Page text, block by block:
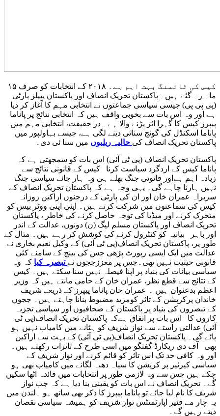
کیس کی ٹائمنگ بہت اہم ہے۔ ۲۰۱۸ کے انتخابات کو صرف ۱۵
ماہ رہ گئے ہیں۔ پاکستان تحریک انصاف اور پاکستان پیپلز پارٹی
(پی پی پی) جیسی سیاسی جماعتوں نے انتخابی مہم کا آغاز کر دیا
ہے اور وہ اس بات سے بخوبی واقف ہیں کہ انتخابی نتائج پر پاناما
پیپرز کیس کا گہرا اثر پڑنے والا ہے۔ در حقیقت، انتخابی مہم میں
پاناما اسکنڈل کی گونج سنائی دینے لگی ہے، جیسے بہاولپور میں
پاکستان تحریک انصاف کی حالیہ ریلیوں میں سنا ئی دی۔
پاکستان تحریک انصاف (پی ٹی آئی) اس بات کو سمجھتی ہے کہ
پاناما کیس کے اردگرد سیاست کرنا کیس کے قانونی نتائج سے
زیادہ اہم ہےاور قانونی جنگ بھلے ہی وہ ہار جائے سیاسی جنگ
نہیں ہارنا چاہے گی۔ یہی وجہ ہے کہ پاکستان تحریک انصاف کے
سربراہ عمران خان اور ان کی پارٹی کے درجنوں اراکین روزانہ
کیس کی سماعتوں میں شرکت کرتے ہیں۔ اپنی اپنی ووٹر بیس کو
متحرک کرنے اور میڈیا کی توجہ حاصل کرنے کی خاطر ، پاکستان
تحریک انصاف اور پاکستان مسلم لیگ (ن) دونوں، عدالت کے اندر
اور باہر بیانیہ کو کنٹرول کرنے کی کوشش کر رہے ہیں۔ مثال کے
طور پر، پاکستان تحریک انصاف(پی ٹی آئی) کے وکیل نعیم بخاری نے
عدالت میں ایک ایسی رپورٹ پڑھی جس کی بینچ کے سامنے کئی
قانونی حیثیت نہیں تھی۔جس پر معززججوں نے تبصرہ کیا کہ وہ
سیاسی بیانات کی بنیاد پر اپنا فیصلہ نہیں سنا سکتے ہیں۔ کیس
کے نتائج سے قطع نظر، عمران خان کے حامی مانتے ہیں کہ وزیر
اعظم بدعنوان ہیں ۔ عمران خان پاناما پیپرز کے ذریعے شریف
خاندان پرکرپشن کے تاثر کومزید مضبوط بنانا چاہتے ہیں۔ ججوں
کے تبصروں کی بنیاد پر پاکستان کے صحافیوں اور سیاسی تجزیہ
کاروں کا اس بات پر اتفاق ہےکہ پاکستان تحریک انصاف(پی ٹی
آئی) عدالتی راستے سے نواز شریف کو ہٹانے میں کامیاب نہیں ہو
پائے گی۔ پاکستان تحریک انصاف(پی ٹی آئی) کے بہت سے اراکین
بھی آف دی ریکارڈ گفتگو میں اسی طرح کے تاثرات رکھتے ہیں۔
اور وہ کافی حد تک اس تاثر کو قائم کرنے اور نواز شریف کے
سیاسی کیرئیر پر کرپشن کا سیاہ دھبہ لگانے میں کامیاب بھی ہو
چکے ہیں جس سے وہ لازمی طور پر انتخابات میں فائدہ اٹھا سکیں
گے۔ تحریک انصاف نے اس بات کو یقینی بنا دیا ہے کہ جب نواز
شریف کا نام لیا جائے تو پاناما پیپرز کا ذکر بھی ساتھ ہو ۔لندن میں
یہ چار مے فئیر اپارٹمنٹس نواز شریف کو ہمیشہ سیاسی نقصان
دیتے رہیں گے۔